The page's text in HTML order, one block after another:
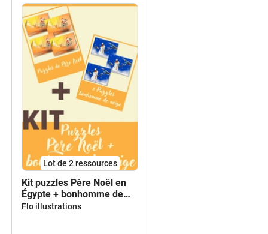
Lot de 2 ressources
Kit puzzles Père Noël en
Égypte + bonhomme de
neige - maternelle et
Flo illustrations